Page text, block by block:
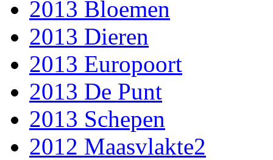
2013 Bloemen
2013 Dieren
2013 Europoort
2013 De Punt
2013 Schepen
2012 Maasvlakte2